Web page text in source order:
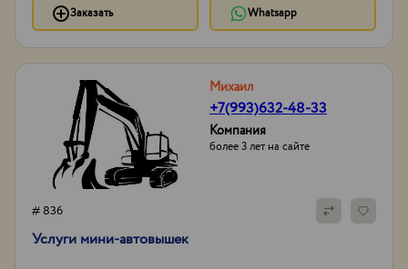
Заказать Whatsapp
Михаил
+7(993)632-48-33
Компания
более 3 лет на сайте
# 836
Услуги мини-автовышек